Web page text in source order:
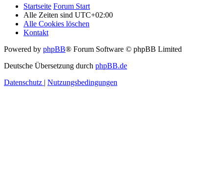
Startseite Forum Start
Alle Zeiten sind UTC+02:00
Alle Cookies löschen
Kontakt
Powered by phpBB® Forum Software © phpBB Limited
Deutsche Übersetzung durch phpBB.de
Datenschutz | Nutzungsbedingungen